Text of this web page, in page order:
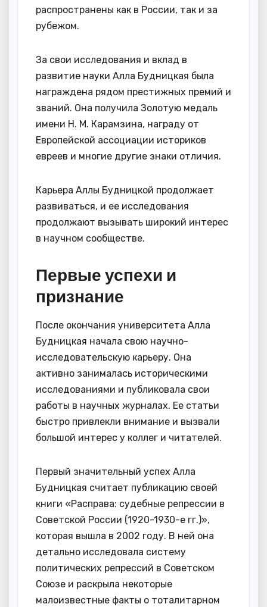
распространены как в России, так и за
рубежом.
За свои исследования и вклад в
развитие науки Алла Будницкая была
награждена рядом престижных премий и
званий. Она получила Золотую медаль
имени Н. М. Карамзина, награду от
Европейской ассоциации историков
евреев и многие другие знаки отличия.
Карьера Аллы Будницкой продолжает
развиваться, и ее исследования
продолжают вызывать широкий интерес
в научном сообществе.
Первые успехи и
признание
После окончания университета Алла
Будницкая начала свою научно-
исследовательскую карьеру. Она
активно занималась историческими
исследованиями и публиковала свои
работы в научных журналах. Ее статьи
быстро привлекли внимание и вызвали
большой интерес у коллег и читателей.
Первый значительный успех Алла
Будницкая считает публикацию своей
книги «Расправа: судебные репрессии в
Советской России (1920-1930-е гг.)»,
которая вышла в 2002 году. В ней она
детально исследовала систему
политических репрессий в Советском
Союзе и раскрыла некоторые
малоизвестные факты о тоталитарном